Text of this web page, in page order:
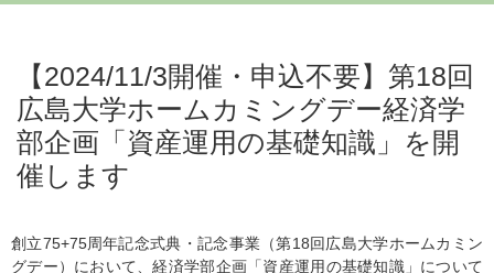
【2024/11/3開催・申込不要】第18回
広島大学ホームカミングデー経済学
部企画「資産運用の基礎知識」を開
催します
創立75+75周年記念式典・記念事業（第18回広島大学ホームカミン
グデー）において、経済学部企画「資産運用の基礎知識」について